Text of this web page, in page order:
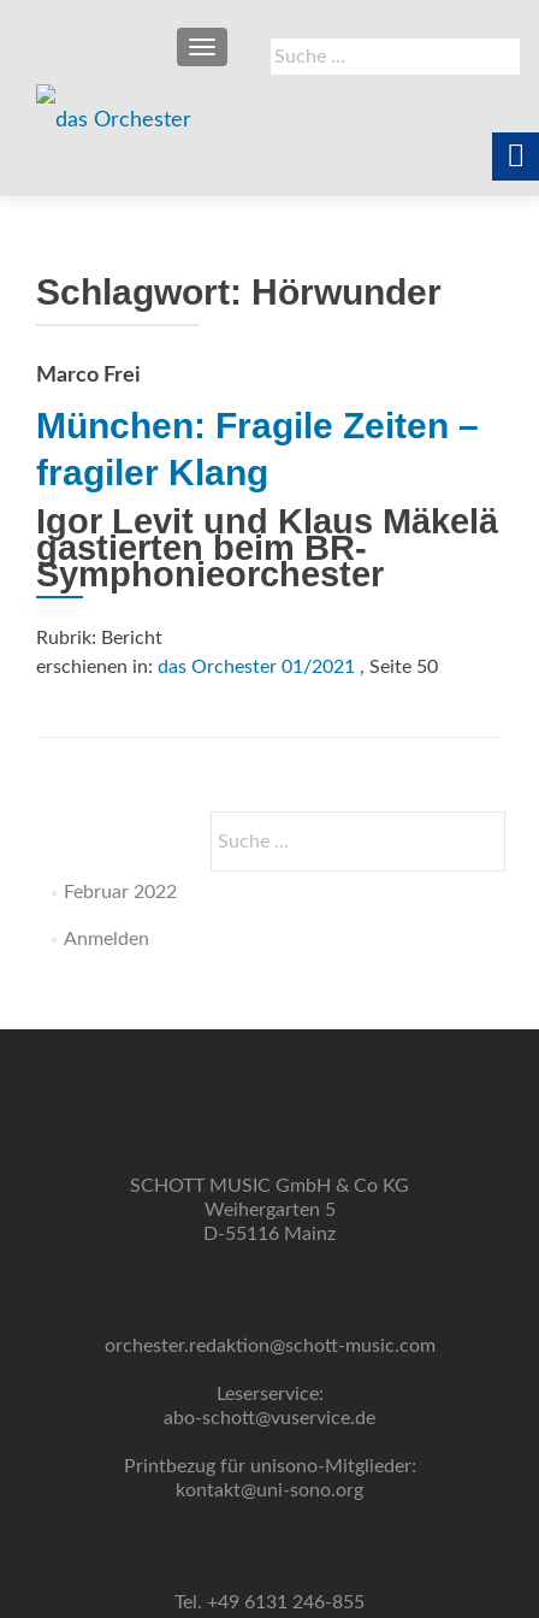
Suche
nach:
SCHALTE NAVIGATION
Schlagwort: Hörwunder
Marco Frei
München: Fragile Zeiten –
fragiler Klang
Igor Levit und Klaus Mäkelä
gastierten beim BR-
Symphonieorchester
Rubrik: Bericht
erschienen in: das Orchester 01/2021 , Seite 50
nach:
Februar 2022
Anmelden
SCHOTT MUSIC GmbH & Co KG
Weihergarten 5
D-55116 Mainz
orchester.redaktion@schott-music.com
Leserservice:
abo-schott@vuservice.de
Printbezug für unisono-Mitglieder:
kontakt@uni-sono.org
Tel. +49 6131 246-855